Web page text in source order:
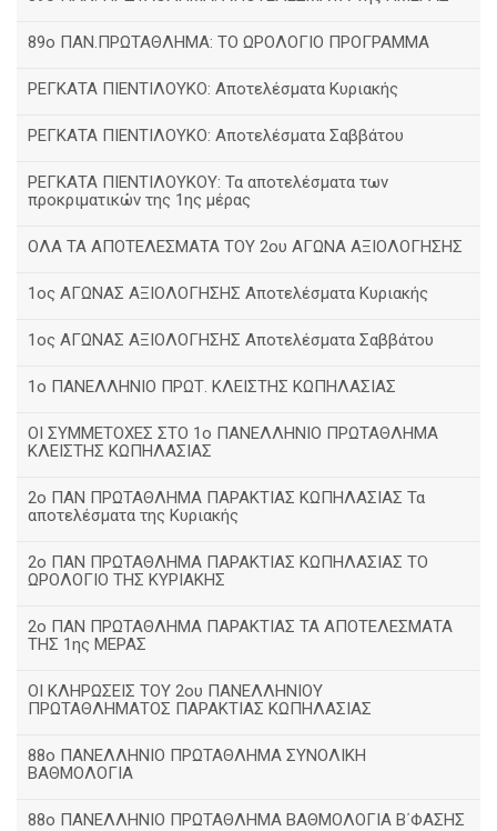
89ο ΠΑΝ.ΠΡΩΤΑΘΛΗΜΑ: ΤΟ ΩΡΟΛΟΓΙΟ ΠΡΟΓΡΑΜΜΑ
ΡΕΓΚΑΤΑ ΠΙΕΝΤΙΛΟΥΚΟ: Αποτελέσματα Κυριακής
ΡΕΓΚΑΤΑ ΠΙΕΝΤΙΛΟΥΚΟ: Αποτελέσματα Σαββάτου
ΡΕΓΚΑΤΑ ΠΙΕΝΤΙΛΟΥΚΟΥ: Τα αποτελέσματα των
προκριματικών της 1ης μέρας
ΟΛΑ ΤΑ ΑΠΟΤΕΛΕΣΜΑΤΑ ΤΟΥ 2ου ΑΓΩΝΑ ΑΞΙΟΛΟΓΗΣΗΣ
1ος ΑΓΩΝΑΣ ΑΞΙΟΛΟΓΗΣΗΣ Αποτελέσματα Κυριακής
1ος ΑΓΩΝΑΣ ΑΞΙΟΛΟΓΗΣΗΣ Αποτελέσματα Σαββάτου
1ο ΠΑΝΕΛΛΗΝΙΟ ΠΡΩΤ. ΚΛΕΙΣΤΗΣ ΚΩΠΗΛΑΣΙΑΣ
ΟΙ ΣΥΜΜΕΤΟΧΕΣ ΣΤΟ 1ο ΠΑΝΕΛΛΗΝΙΟ ΠΡΩΤΑΘΛΗΜΑ
ΚΛΕΙΣΤΗΣ ΚΩΠΗΛΑΣΙΑΣ
2ο ΠΑΝ ΠΡΩΤΑΘΛΗΜΑ ΠΑΡΑΚΤΙΑΣ ΚΩΠΗΛΑΣΙΑΣ Τα
αποτελέσματα της Κυριακής
2ο ΠΑΝ ΠΡΩΤΑΘΛΗΜΑ ΠΑΡΑΚΤΙΑΣ ΚΩΠΗΛΑΣΙΑΣ ΤΟ
ΩΡΟΛΟΓΙΟ ΤΗΣ ΚΥΡΙΑΚΗΣ
2ο ΠΑΝ ΠΡΩΤΑΘΛΗΜΑ ΠΑΡΑΚΤΙΑΣ ΤΑ ΑΠΟΤΕΛΕΣΜΑΤΑ
ΤΗΣ 1ης ΜΕΡΑΣ
ΟΙ ΚΛΗΡΩΣΕΙΣ ΤΟΥ 2ου ΠΑΝΕΛΛΗΝΙΟΥ
ΠΡΩΤΑΘΛΗΜΑΤΟΣ ΠΑΡΑΚΤΙΑΣ ΚΩΠΗΛΑΣΙΑΣ
88ο ΠΑΝΕΛΛΗΝΙΟ ΠΡΩΤΑΘΛΗΜΑ ΣΥΝΟΛΙΚΗ
ΒΑΘΜΟΛΟΓΙΑ
88ο ΠΑΝΕΛΛΗΝΙΟ ΠΡΩΤΑΘΛΗΜΑ ΒΑΘΜΟΛΟΓΙΑ Β΄ΦΑΣΗΣ